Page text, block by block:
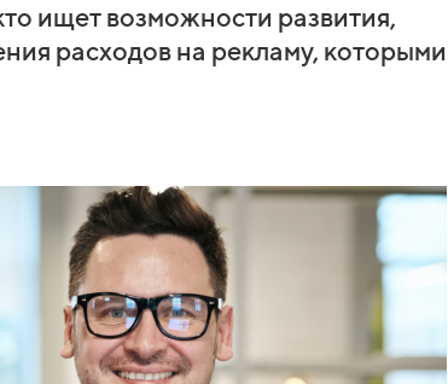
ищет возможности развития,
расходов на рекламу, которыми